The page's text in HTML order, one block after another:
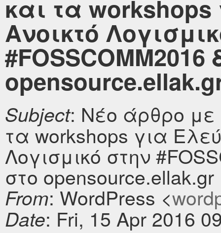
και τα
Ανοικτό
Subject: Νέο άρθρο με
τα workshops για
Λογισμικό στην
στο opensource.ellak.gr
From: WordPress <
Date: Fri, 15 Apr 2016